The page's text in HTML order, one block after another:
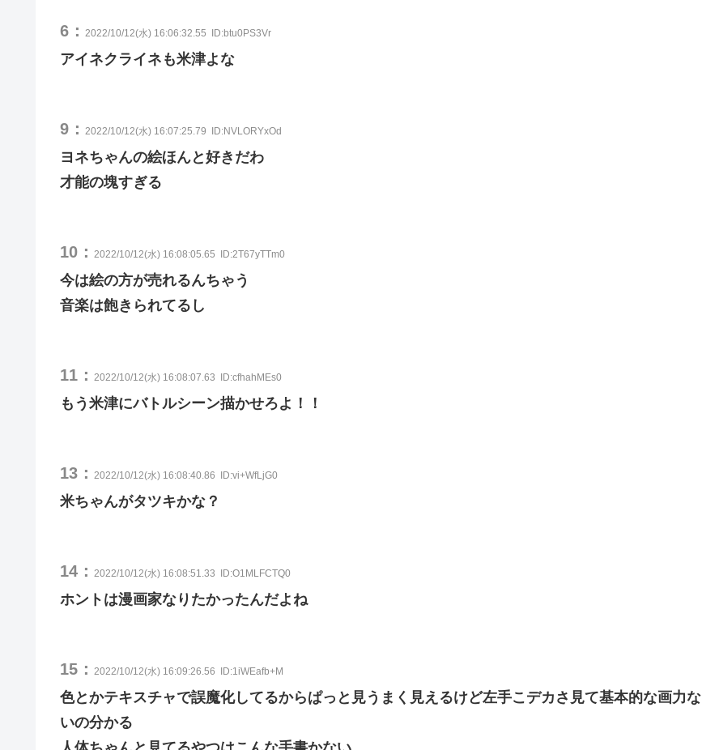
6： 2022/10/12(水) 16:06:32.55 ID:btu0PS3Vr
アイネクライネも米津よな
9： 2022/10/12(水) 16:07:25.79 ID:NVLORYxOd
ヨネちゃんの絵ほんと好きだわ
才能の塊すぎる
10： 2022/10/12(水) 16:08:05.65 ID:2T67yTTm0
今は絵の方が売れるんちゃう
音楽は飽きられてるし
11： 2022/10/12(水) 16:08:07.63 ID:cfhahMEs0
もう米津にバトルシーン描かせろよ！！
13： 2022/10/12(水) 16:08:40.86 ID:vi+WfLjG0
米ちゃんがタツキかな？
14： 2022/10/12(水) 16:08:51.33 ID:O1MLFCTQ0
ホントは漫画家なりたかったんだよね
15： 2022/10/12(水) 16:09:26.56 ID:1iWEafb+M
色とかテキスチャで誤魔化してるからぱっと見うまく見えるけど左手こデカさ見て基本的な画力な
いの分かる